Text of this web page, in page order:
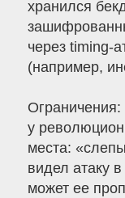
хранился
через timing-
(например,
у
места:
видел атаку
может ее